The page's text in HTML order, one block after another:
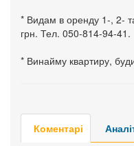
* Видам в оренду 1-, 2-
грн. Тел. 050-814-94-41.
* Винайму квартиру,
Коментарі